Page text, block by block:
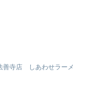
善寺店 しあわせラーメ